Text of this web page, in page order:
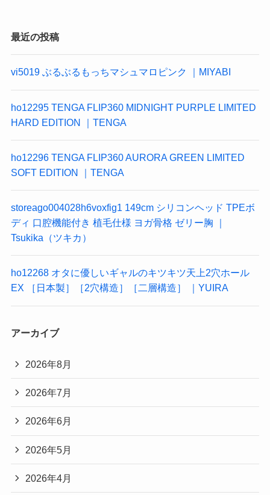
最近の投稿
vi5019 ぶるぶるもっちマシュマロピンク ｜MIYABI
ho12295 TENGA FLIP360 MIDNIGHT PURPLE LIMITED
HARD EDITION ｜TENGA
ho12296 TENGA FLIP360 AURORA GREEN LIMITED
SOFT EDITION ｜TENGA
storeago004028h6voxfig1 149cm シリコンヘッド TPEボ
ディ 口腔機能付き 植毛仕様 ヨガ骨格 ゼリー胸 ｜
Tsukika（ツキカ）
ho12268 オタに優しいギャルのキツキツ天上2穴ホール
EX ［日本製］［2穴構造］［二層構造］ ｜YUIRA
アーカイブ
2026年8月
2026年7月
2026年6月
2026年5月
2026年4月